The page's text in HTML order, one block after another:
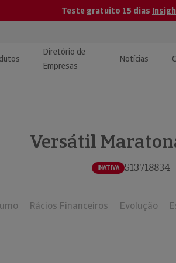
Teste gratuito 15 dias
e Monitorização de
Diretório de
Empresas
Notícias
| Estudos e
Versátil
INATIVA 513718834
Rácios Financeiros Evolução